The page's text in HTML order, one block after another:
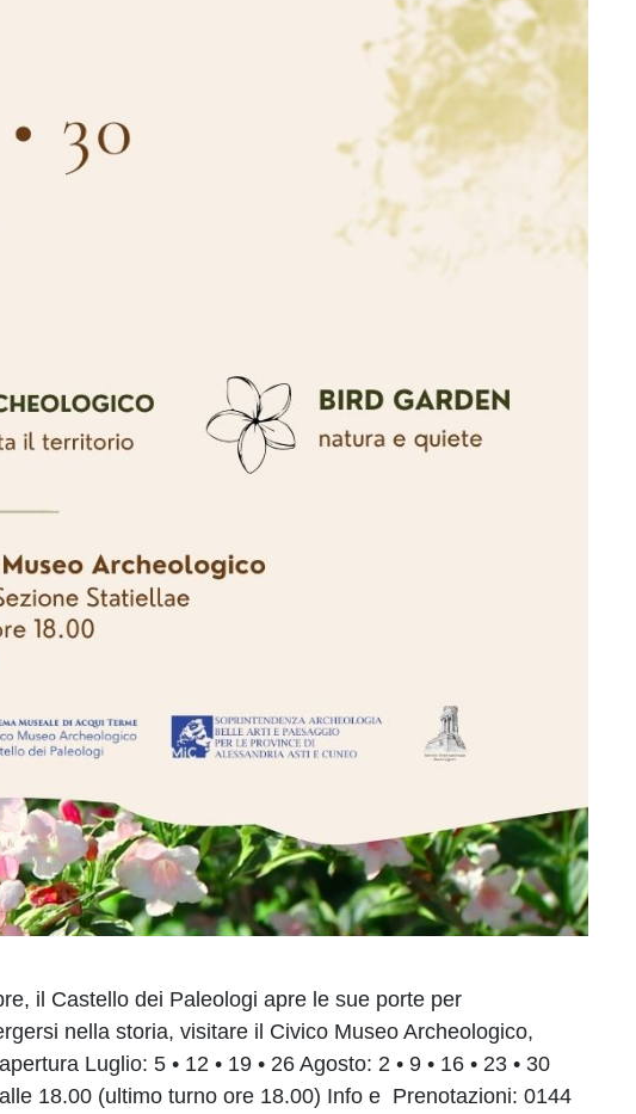
il Castello dei Paleologi apre le sue porte per
nella storia, visitare il Civico Museo Archeologico,
Luglio: 5 • 12 • 19 • 26 Agosto: 2 • 9 • 16 • 23 • 30
18.00 (ultimo turno ore 18.00) Info e Prenotazioni: 0144